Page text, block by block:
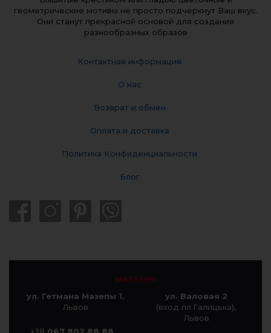
геометрические мотивы не просто подчеркнут Ваш вкус.
Они станут прекрасной основой для создания
разнообразных образов
Контактная информация
О нас
Возврат и обмен
Оплата и доставка
Политика Конфиденциальности
Блог
МАГАЗИН
ул. Гетмана Мазепы 1,
Львов
ул. Валовая 2
(вход пл.Галицька),
Львов